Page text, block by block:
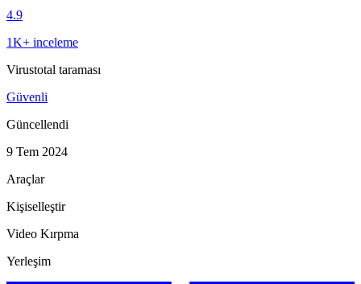
4.9
1K+ inceleme
Virustotal taraması
Güvenli
Güncellendi
9 Tem 2024
Araçlar
Kişiselleştir
Video Kırpma
Yerleşim